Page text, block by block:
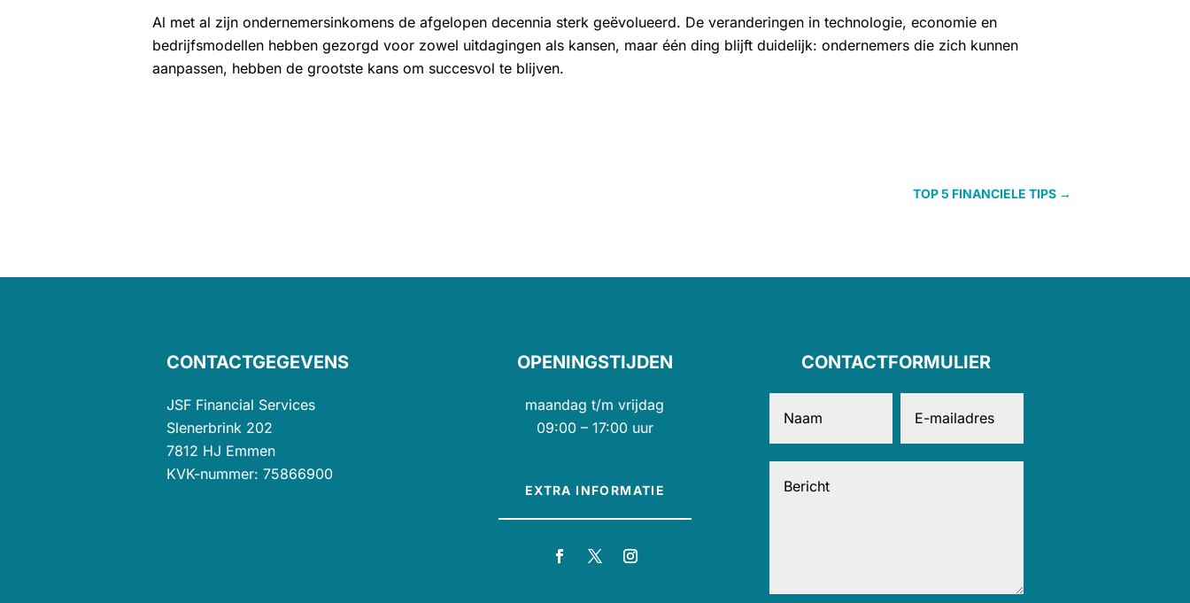
Al met al zijn ondernemersinkomens de afgelopen decennia sterk geëvolueerd. De veranderingen in technologie, economie en
bedrijfsmodellen hebben gezorgd voor zowel uitdagingen als kansen, maar één ding blijft duidelijk: ondernemers die zich kunnen
aanpassen, hebben de grootste kans om succesvol te blijven.
TOP 5 FINANCIELE TIPS→
CONTACTGEGEVENS
JSF Financial Services
Slenerbrink 202
7812 HJ Emmen
KVK-nummer: 75866900
OPENINGSTIJDEN
maandag t/m vrijdag
09:00 – 17:00 uur
EXTRA INFORMATIE
CONTACTFORMULIER